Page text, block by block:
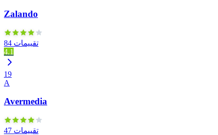
Zalando
84 تقييمات
4.1
19
A
Avermedia
47 تقييمات